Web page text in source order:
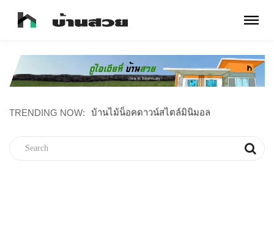
TRENDING NOW: บ้านไม้น็อคดาวน์สไตล์มินิมอล